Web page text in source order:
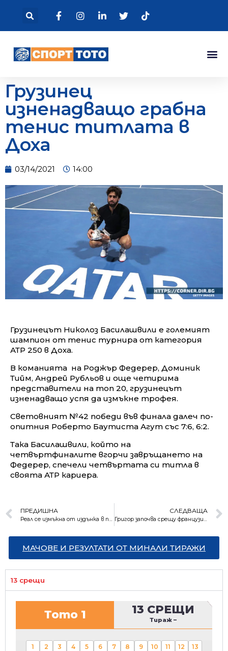
Грузинец
изненадващо грабна
тенис титлата в
Доха
03/14/2021 14:00
Грузинецът Николоз Басилашвили е големият
шампион от тенис турнира от категория
АТР 250 в Доха.
В команията на Роджър Федерер, Доминик
Тийм, Андрей Рубльов и още четирима
представители на топ 20, грузинецът
изненадващо успя да измъкне трофея.
Световният №42 победи във финала далеч по-
опитния Роберто Баутиста Агут със 7:6, 6:2.
Така Басилашвили, който на
четвъртфиналите вгорчи завръщането на
Федерер, спечели четвъртата си титла в
своята АТР кариера.
ПРЕДИШНА
Реал се измъкна от издънка в последните секунди
СЛЕДВАЩА
Григор започва срещу французин в Акапулко
МАЧОВЕ И РЕЗУЛТАТИ ОТ МИНАЛИ ТИРАЖИ
13 срещи
Тото 1 13 СРЕЩИ
Тираж –
1 2 3 4 5 6 7 8 9 10 11 12 13